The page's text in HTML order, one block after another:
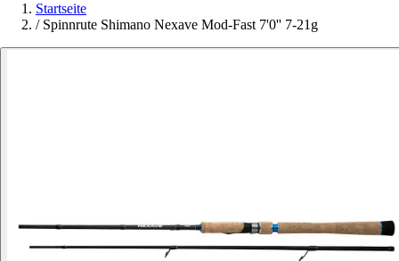
Startseite
/ Spinnrute Shimano Nexave Mod-Fast 7'0'' 7-21g